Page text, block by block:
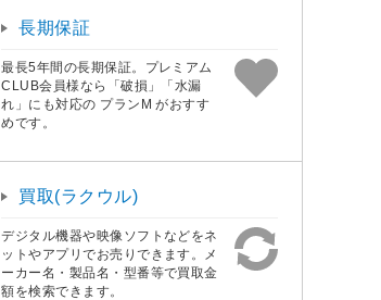
長期保証
最長5年間の長期保証。プレミアム
CLUB会員様なら「破損」「水漏
れ」にも対応の プランM がおすす
めです。
買取(ラクウル)
デジタル機器や映像ソフトなどをネ
ットやアプリでお売りできます。メ
ーカー名・製品名・型番等で買取金
額を検索できます。